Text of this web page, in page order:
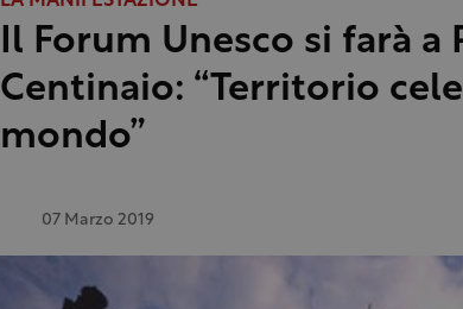
Il Forum Unesco si farà a
Centinaio: “Territorio
mondo”
07 Marzo 2019